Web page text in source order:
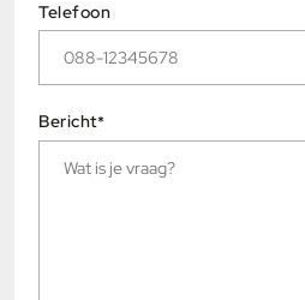
Telefoon
Bericht*